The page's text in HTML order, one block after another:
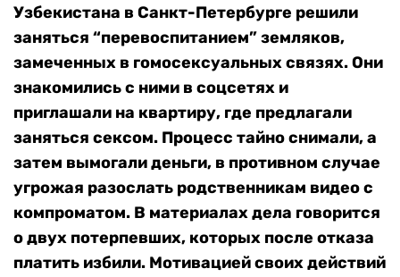
Узбекистана в Санкт-Петербурге решили
заняться “перевоспитанием” земляков,
замеченных в гомосексуальных связях. Они
знакомились с ними в соцсетях и
приглашали на квартиру, где предлагали
заняться сексом. Процесс тайно снимали, а
затем вымогали деньги, в противном случае
угрожая разослать родственникам видео с
компроматом. В материалах дела говорится
о двух потерпевших, которых после отказа
платить избили. Мотивацией своих действий